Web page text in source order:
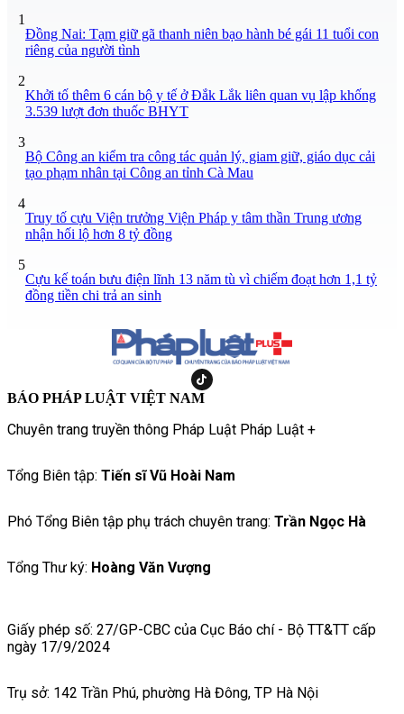
1
Đồng Nai: Tạm giữ gã thanh niên bạo hành bé gái 11 tuổi con
riêng của người tình
2
Khởi tố thêm 6 cán bộ y tế ở Đắk Lắk liên quan vụ lập khống
3.539 lượt đơn thuốc BHYT
3
Bộ Công an kiểm tra công tác quản lý, giam giữ, giáo dục cải
tạo phạm nhân tại Công an tỉnh Cà Mau
4
Truy tố cựu Viện trưởng Viện Pháp y tâm thần Trung ương
nhận hối lộ hơn 8 tỷ đồng
5
Cựu kế toán bưu điện lĩnh 13 năm tù vì chiếm đoạt hơn 1,1 tỷ
đồng tiền chi trả an sinh
BÁO PHÁP LUẬT VIỆT NAM
Chuyên trang truyền thông Pháp Luật Pháp Luật +
Tổng Biên tập: Tiến sĩ Vũ Hoài Nam
Phó Tổng Biên tập phụ trách chuyên trang: Trần Ngọc Hà
Tổng Thư ký: Hoàng Văn Vượng
Giấy phép số: 27/GP-CBC của Cục Báo chí - Bộ TT&TT cấp
ngày 17/9/2024
Trụ sở: 142 Trần Phú, phường Hà Đông, TP Hà Nội